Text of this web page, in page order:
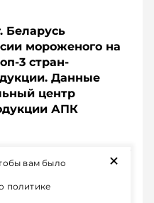
Беларусь
мороженого на
3 стран-
Данные
центр
АПК
и Viber.
— раньше, чем в
+
вам было
политике